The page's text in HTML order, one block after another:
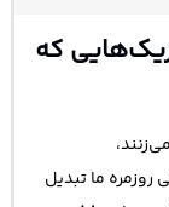
که
ما تبدیل